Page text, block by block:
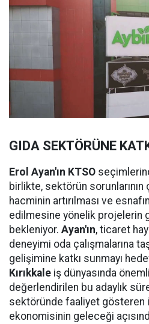
GIDA SEKTÖRÜNE
Erol Ayan'ın KTSO
birlikte, sektörün
hacminin artırılması ve
edilmesine yönelik projelerin
bekleniyor. Ayan'ın, ticaret
deneyimi oda çalışmalarına
gelişimine katkı sunmayı
Kırıkkale iş dünyasında
değerlendirilen bu adaylık
sektöründe faaliyet gösteren
ekonomisinin geleceği